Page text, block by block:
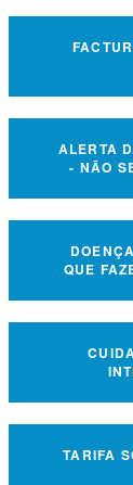
ALERTA
- NÃO
QUE
TARIFA